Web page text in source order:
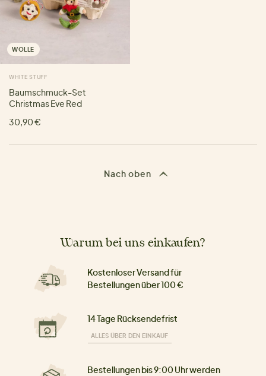
WOLLE
WHITE STUFF
Baumschmuck-Set
Christmas Eve Red
30,90 €
Nach oben
Warum bei uns einkaufen?
Kostenloser Versand für
Bestellungen über 100 €
14 Tage Rücksendefrist
ALLES ÜBER DEN EINKAUF
Bestellungen bis 9:00 Uhr werden